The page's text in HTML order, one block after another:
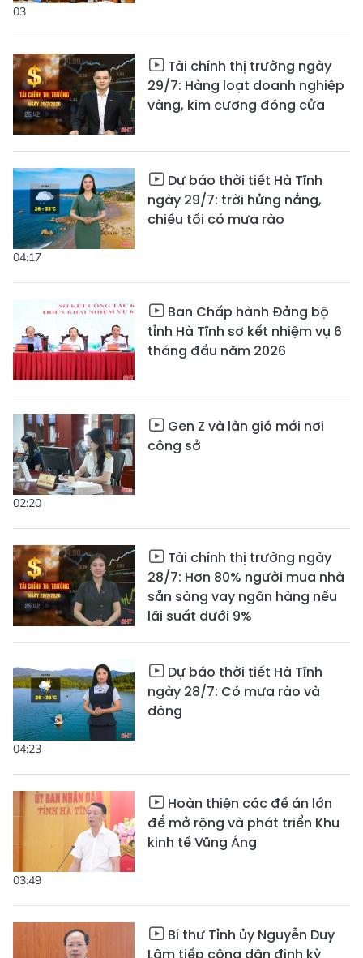
03
Tài chính thị trường ngày
29/7: Hàng loạt doanh nghiệp
vàng, kim cương đóng cửa
04:17
Dự báo thời tiết Hà Tĩnh
ngày 29/7: trời hửng nắng,
chiều tối có mưa rào
Ban Chấp hành Đảng bộ
tỉnh Hà Tĩnh sơ kết nhiệm vụ 6
tháng đầu năm 2026
02:20
Gen Z và làn gió mới nơi
công sở
Tài chính thị trường ngày
28/7: Hơn 80% người mua nhà
sẵn sàng vay ngân hàng nếu
lãi suất dưới 9%
04:23
Dự báo thời tiết Hà Tĩnh
ngày 28/7: Có mưa rào và
dông
03:49
Hoàn thiện các đề án lớn
để mở rộng và phát triển Khu
kinh tế Vũng Áng
Bí thư Tỉnh ủy Nguyễn Duy